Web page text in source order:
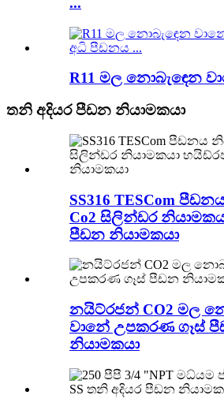
R11 මල නොබැඳෙන
තනි අදියර පීඩන නියාමකයා
SS316 TESCom
Co2 සිලින්ඩර
පීඩන නියාමකයා
නයිට්රජන් CO2 මල
වානේ උපකරණ ගෑස්
නියාමකයා